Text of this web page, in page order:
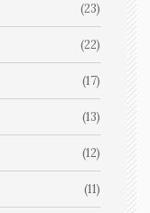
(23)
(22)
(17)
(13)
(12)
(11)